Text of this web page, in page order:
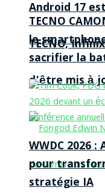
Android 17
TECNO,
d’être mis à
TECNO
le
sacrifier la
WWDC 2026
pour
stratégie IA